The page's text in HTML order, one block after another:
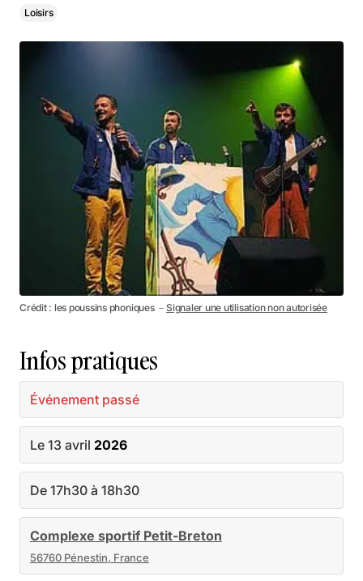
Loisirs
Crédit : les poussins phoniques －Signaler une utilisation non autorisée
Infos pratiques
Événement passé
Le 13 avril 2026
De 17h30 à 18h30
Complexe sportif Petit-Breton
56760 Pénestin, France